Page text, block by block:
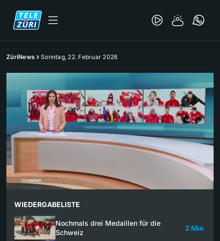
ZüriNews Sonntag, 22. Februar 2026
WIEDERGABELISTE
Nochmals drei Medaillen für die
Schweiz
2 Min